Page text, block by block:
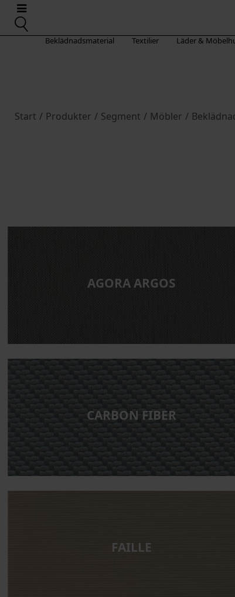
Beklädnadsmaterial Textilier Läder &
Start / Produkter / Segment / Möbler /
AGORA ARGOS
CARBON FIBER
FAILLE